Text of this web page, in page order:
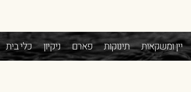
כלי בית ניקיון פארם תינוקות יין ומשקאות